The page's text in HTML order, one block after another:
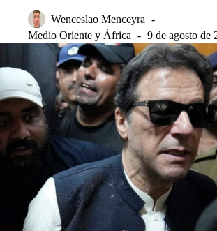
Wenceslao Menceyra
Medio Oriente y África
9 de agosto de